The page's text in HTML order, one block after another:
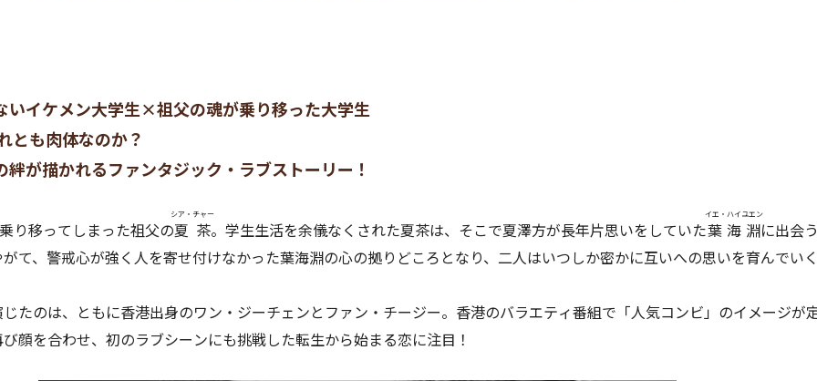
いイケメン大学生×祖父の魂が乗り移った大学生
とも肉体なのか？
が描かれるファンタジック・ラブストーリー！
り移ってしまった祖父の夏茶
シア・チャー
。学生生活を余儀なくされた夏茶は、そこで夏澤方が長年片思いをしていた葉海淵
イエ・ハイユエン
に出会
て、警戒心が強く人を寄せ付けなかった葉海淵の心の拠りどころとなり、二人はいつしか密かに互いへの思いを育んで
たのは、ともに香港出身のワン・ジーチェンとファン・チージー。香港のバラエティ番組で「人気コンビ」のイメージが
顔を合わせ、初のラブシーンにも挑戦した転生から始まる恋に注目！